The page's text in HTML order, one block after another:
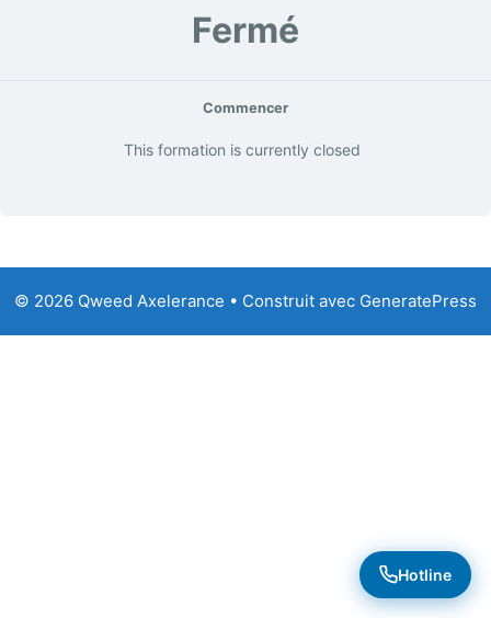
Fermé
Commencer
This formation is currently closed
© 2026 Qweed Axelerance • Construit avec GeneratePress
Hotline